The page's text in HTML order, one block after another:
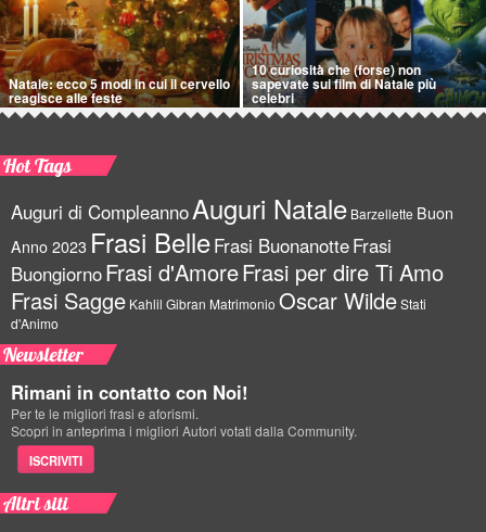
Natale: ecco 5 modi in cui il cervello
reagisce alle feste
10 curiosità che (forse) non
sapevate sui film di Natale più
celebri
Hot Tags
Auguri di CompleannoAuguri Natale Barzellette Buon
Anno 2023 Frasi BelleFrasi BuonanotteFrasi
BuongiornoFrasi d'AmoreFrasi per dire Ti Amo
Frasi Sagge Kahlil Gibran Matrimonio Oscar WildeStati
d'Animo
Newsletter
Rimani in contatto con Noi!
Per te le migliori frasi e aforismi.
Scopri in anteprima i migliori Autori votati dalla Community.
ISCRIVITI
Altri siti